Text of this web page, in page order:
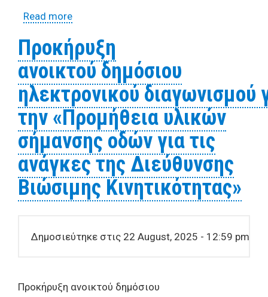
Read moreabout Προκήρυξη δημόσιου ηλεκτρονικού
«Περισυλλογή, ημερήσια φιλοξενία-
φροντίδα, καθαριότητα, επανένταξη και
τροφοδοσία ταϊστρών αδέσποτων ζώων
συντροφιάς (σκυλιών) των Δημοτικών
Ενοτήτων του Δήμου Βόλου» διάρκειας
δώδεκα μηνών
Προκήρυξη
ανοικτού δημόσιου
ηλεκτρονικού διαγωνισμού
την «Προμήθεια υλικών
σήμανσης οδών για τις
ανάγκες της Διεύθυνσης
Βιώσιμης Κινητικότητας»
Δημοσιεύτηκε στις 22 August, 2025 - 12:59 pm
Προκήρυξη ανοικτού δημόσιου